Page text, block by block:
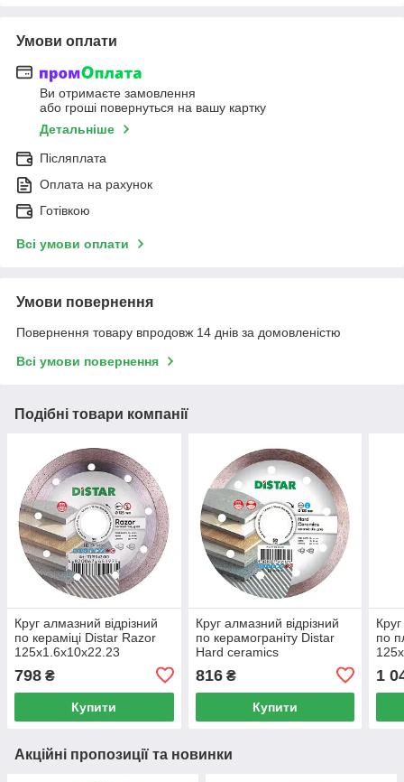
Умови оплати
Ви отримаєте замовлення
або гроші повернуться на вашу картку
Детальніше
Післяплата
Оплата на рахунок
Готівкою
Всі умови оплати
Умови повернення
Повернення товару впродовж 14 днів за домовленістю
Всі умови повернення
Подібні товари компанії
Круг алмазний відрізний
по кераміці Distar Razor
125x1.6x10x22.23
798 ₴
Купити
Круг алмазний відрізний
по керамограніту Distar
Hard ceramics
816₴
Купити
по
1
Акційні пропозиції та новинки